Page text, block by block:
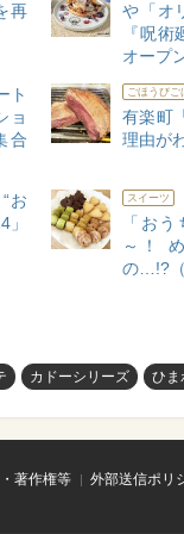
再
や「オ
『呪
オープ
ト
ョ
合
ごほうびご
有楽町
理由が
お
スイーツ
「お
～！
の…!?（
カドーシリーズ ひま
著作権等 外部送信ポリ